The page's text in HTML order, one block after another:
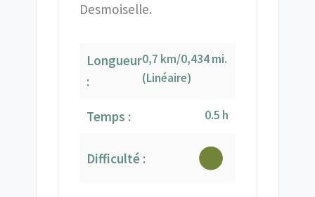
Desmoiselle.
Longueur
:
0,7 km/0,434 mi.
(Linéaire)
Temps : 0.5 h
Difficulté :